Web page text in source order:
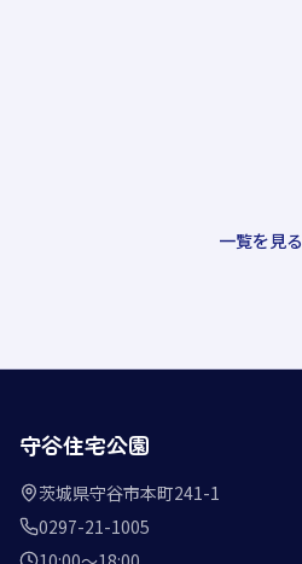
一覧を見る
守谷住宅公園
茨城県守谷市本町241-1
0297-21-1005